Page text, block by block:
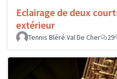
Eclairage de deux
extérieur
Tennis Bléré Val De Cher
29